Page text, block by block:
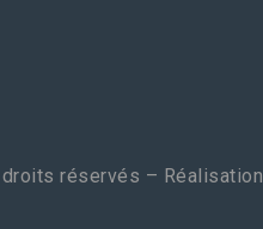
réservés – Réalisation